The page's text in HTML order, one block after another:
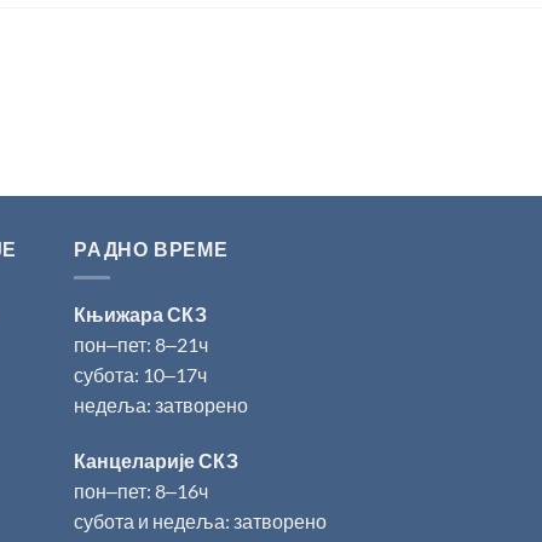
РАДНО ВРЕМЕ
Књижара СКЗ
пон‒пет: 8‒21ч
субота: 10‒17ч
недеља: затворено
Канцеларије СКЗ
пон‒пет: 8‒16ч
субота и недеља: затворено